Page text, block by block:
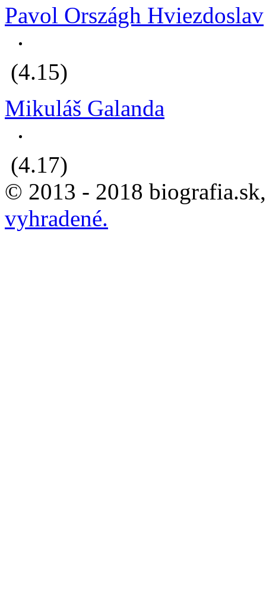
Pavol Országh Hviezdoslav
(4.15)
Mikuláš Galanda
(4.17)
© 2013 - 2018
vyhradené.